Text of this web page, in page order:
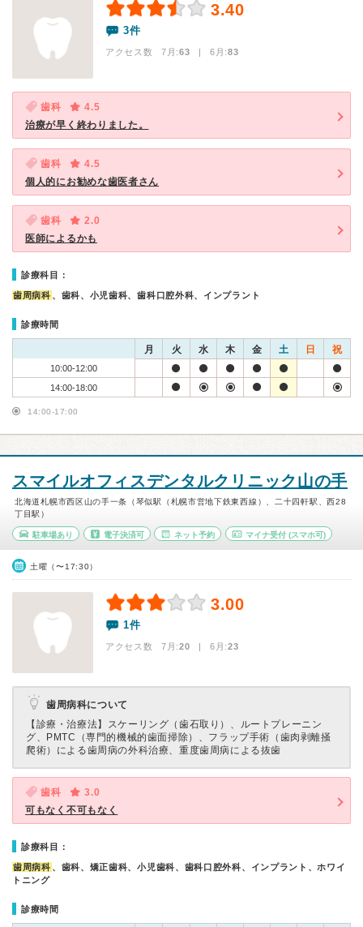
3.40
3件
アクセス数 7月:63 | 6月:83
歯科
4.5
治療が早く終わりました。
歯科
4.5
個人的にお勧めな歯医者さん
歯科
2.0
医師によるかも
診療科目：
歯周病科 、歯科、小児歯科、歯科口腔外科、インプラント
診療時間
月 火 水 木 金 土 日 祝
10:00-12:00
14:00-18:00
14:00-17:00
スマイルオフィスデンタルクリニック山の手
北海道札幌市西区山の手一条（琴似駅（札幌市営地下鉄東西線）、二十四軒駅、西28
丁目駅）
駐車場あり 電子決済可 ネット予約 マイナ受付 (スマホ可)
土曜（〜17:30）
3.00
1件
アクセス数 7月:20 | 6月:23
歯周病科について
【診療・治療法】 スケーリング（歯石取り）、ルートプレーニン
グ、PMTC（専門的機械的歯面掃除）、フラップ手術（歯肉剥離掻
爬術）による歯周病の外科治療、重度歯周病による抜歯
歯科
3.0
可もなく不可もなく
診療科目：
歯周病科 、歯科、矯正歯科、小児歯科、歯科口腔外科、インプラント、ホワイ
トニング
診療時間